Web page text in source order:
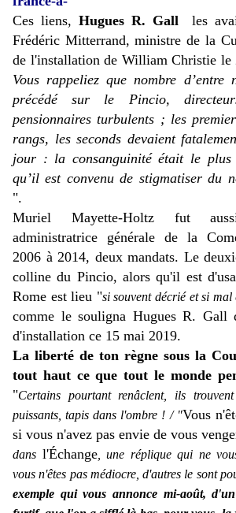
Ces liens, Hugues R. Gall
les
Frédéric Mitterrand, ministre de la
de l'installation de William Christie
Vous rappeliez que nombre d’entre
précédé sur le Pincio,
pensionnaires turbulents ; les
rangs, les seconds devaient
jour : la consanguinité était le
qu’il est convenu de stigmatiser du
".
Muriel Mayette-Holtz fut
administratrice générale de la
2006 à 2014, deux mandats. Le
colline du Pincio, alors qu'il est
Rome est lieu "si souvent décrié et si
comme le souligna Hugues R. Gall
d'installation ce 15 mai 2019.
La liberté de ton règne sous la
tout haut ce que tout le monde
"Certains pourtant renâclent, ils
puissants, tapis dans l'ombre ! / "Vous
si vous n'avez pas envie de vous
dans l'Échange, une réplique qui ne
vous n'êtes pas médiocre, d'autres le sont
exemple qui vous annonce mi-août,